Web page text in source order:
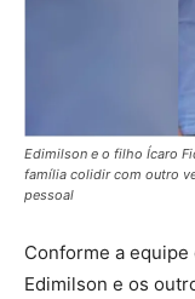
Edimilson e o filho Ícaro
família colidir com outro
pessoal
Conforme a
Edimilson e os